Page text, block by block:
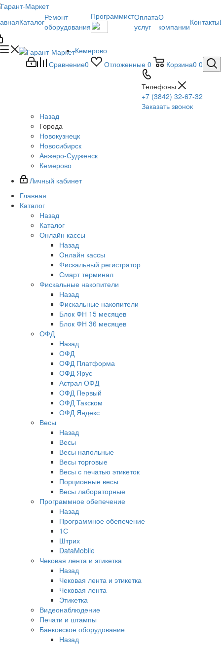
КаталогРемонт
оборудования
ПрограммистОплата
услуг
О
компанииКонтакты
Сравнение0 Отложенные 0 Корзина0 0
Телефоны
+7 (3842) 32-67-32
Заказать звонок
Кемерово
Назад
Города
Новокузнецк
Новосибирск
Анжеро-Судженск
Кемерово
Личный кабинет
Главная
Каталог
Назад
Каталог
Онлайн кассы
Назад
Онлайн кассы
Фискальный регистратор
Смарт терминал
Фискальные накопители
Назад
Фискальные накопители
Блок ФН 15 месяцев
Блок ФН 36 месяцев
ОФД
Назад
ОФД
ОФД Платформа
ОФД Ярус
Астрал ОФД
ОФД Первый
ОФД Такском
ОФД Яндекс
Весы
Назад
Весы
Весы напольные
Весы торговые
Весы с печатью этикеток
Порционные весы
Весы лабораторные
Программное обепечение
Назад
Программное обепечение
1С
Штрих
DataMobile
Чековая лента и этикетка
Назад
Чековая лента и этикетка
Чековая лента
Этикетка
Видеонаблюдение
Печати и штампы
Банковское оборудование
Назад